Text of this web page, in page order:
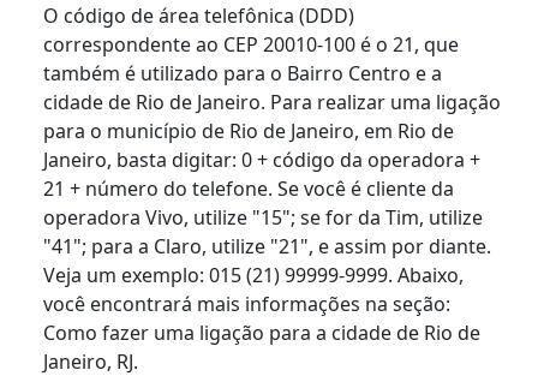
O código de área telefônica (DDD)
correspondente ao CEP 20010-100 é o 21, que
também é utilizado para o Bairro Centro e a
cidade de Rio de Janeiro. Para realizar uma ligação
para o município de Rio de Janeiro, em Rio de
Janeiro, basta digitar: 0 + código da operadora +
21 + número do telefone. Se você é cliente da
operadora Vivo, utilize "15"; se for da Tim, utilize
"41"; para a Claro, utilize "21", e assim por diante.
Veja um exemplo: 015 (21) 99999-9999. Abaixo,
você encontrará mais informações na seção:
Como fazer uma ligação para a cidade de Rio de
Janeiro, RJ.